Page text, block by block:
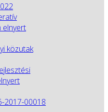
elnyert
közutak
2017-00018